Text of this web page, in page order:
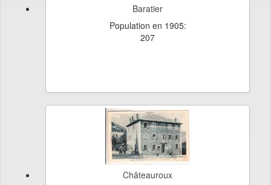
Baratier
Population en 1905:
207
Châteauroux